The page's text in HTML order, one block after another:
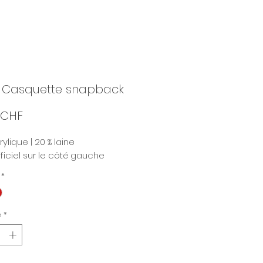
Casquette snapback
Prix
| 20 % laine
sur le côté gauche
*
*